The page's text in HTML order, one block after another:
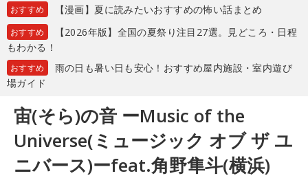
おすすめ 【漫画】夏に読みたいおすすめの怖い話まとめ
おすすめ
【2026年版】全国の夏祭り注目27選。見どころ・日程
もわかる！
おすすめ
雨の日も暑い日も安心！おすすめ屋内施設・室内遊び
場ガイド
宙(そら)の音 ーMusic of the
Universe(ミュージック オブ ザ ユ
ニバース)ーfeat.角野隼斗(横浜)